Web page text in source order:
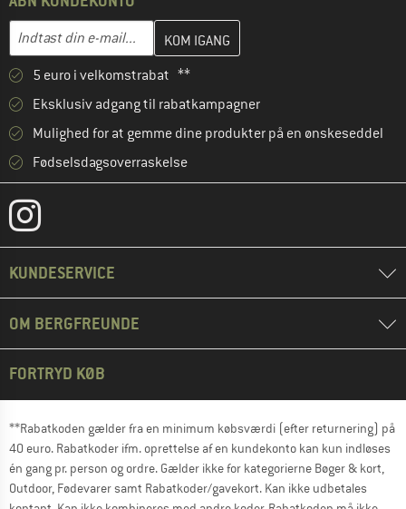
E-mail-adresse
Indtast din e-mailadresse her, og opret i næste trin din
5 euro i velkomstrabat **
Eksklusiv adgang til rabatkampagner
Mulighed for at gemme dine produkter på en ønskeseddel
Fødselsdagsoverraskelse
KUNDESERVICE
OM BERGFREUNDE
FORTRYD KØB
**Rabatkoden gælder fra en minimum købsværdi (efter returnering) på
40 euro. Rabatkoder ifm. oprettelse af en kundekonto kan kun indløses
én gang pr. person og ordre. Gælder ikke for kategorierne Bøger & kort,
Outdoor, Fødevarer samt Rabatkoder/gavekort. Kan ikke udbetales